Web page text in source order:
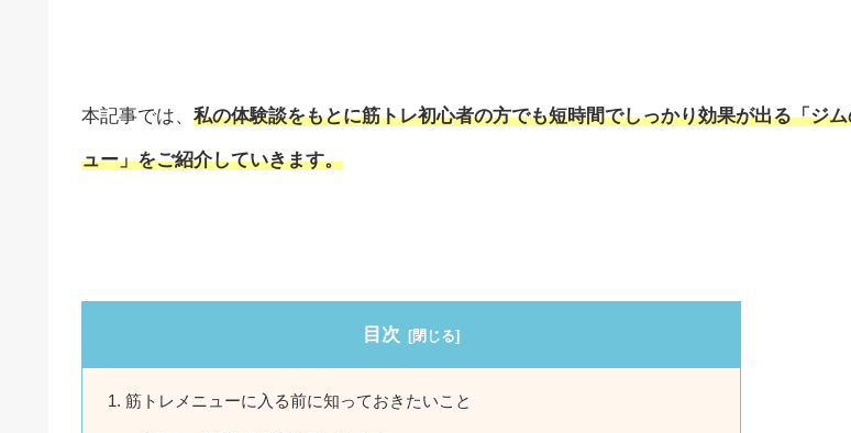
本記事では、 私の体験談をもとに筋トレ初心者の方でも短時間でしっかり効果が出る「ジ
ュー」をご紹介していきます。
目次
筋トレメニューに入る前に知っておきたいこと